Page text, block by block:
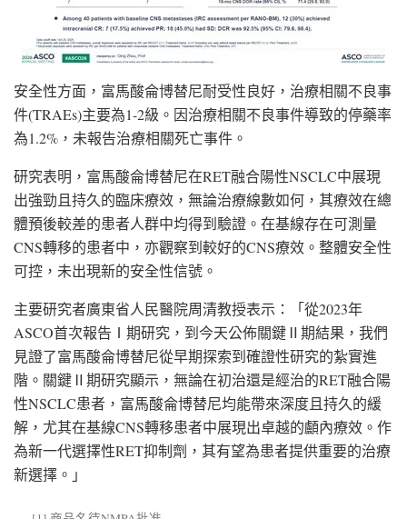
安全性方面，富馬酸侖博替尼耐受性良好，治療相關不良事
件(TRAEs)主要為1-2級。因治療相關不良事件導致的停藥率
為1.2%，未報告治療相關死亡事件。
研究表明，富馬酸侖博替尼在RET融合陽性NSCLC中展現
出強勁且持久的臨床療效，無論治療線數如何，其療效在總
體預後較差的患者人群中均得到驗證。在基線存在可測量
CNS轉移的患者中，亦觀察到較好的CNS療效。整體安全性
可控，未出現新的安全性信號。
主要研究者廣東省人民醫院周清教授表示：「從2023年
ASCO首次報告Ⅰ期研究，到今天公佈關鍵Ⅱ期結果，我們
見證了富馬酸侖博替尼從早期探索到確證性研究的紮實進
階。關鍵Ⅱ期研究顯示，無論在初治還是經治的RET融合陽
性NSCLC患者，富馬酸侖博替尼均能帶來深度且持久的緩
解，尤其在基線CNS轉移患者中展現出卓越的顱內療效。作
為新一代選擇性RET抑制劑，其有望為患者提供重要的治療
新選擇。」